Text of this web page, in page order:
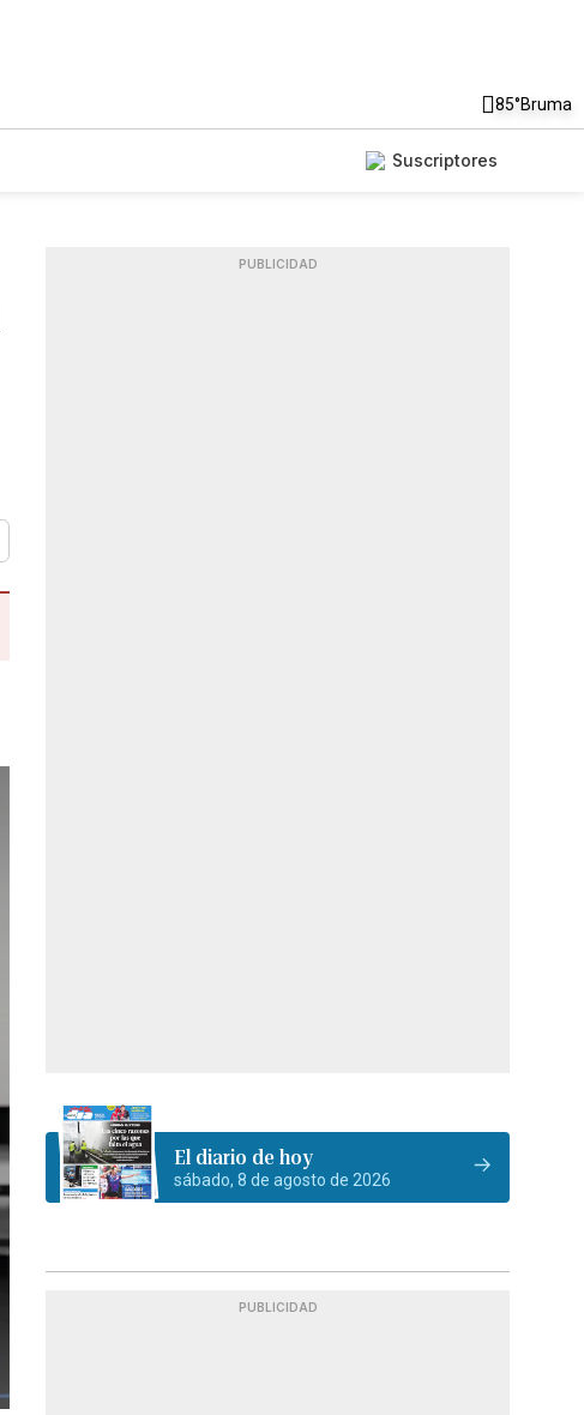
85°Bruma
Suscriptores
PUBLICIDAD
El diario de hoy
sábado, 8 de agosto de 2026
PUBLICIDAD